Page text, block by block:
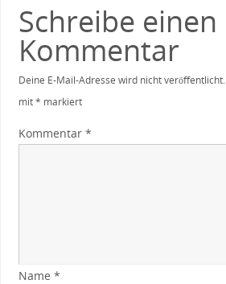
Schreibe einen
Kommentar
Deine E-Mail-Adresse wird nicht veröffentlicht.
mit* markiert
Kommentar *
Name *